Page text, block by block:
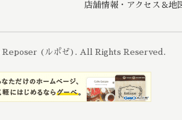
店舗情報・アクセス＆地
Reposer (ルポゼ) . All Rights Reserved.